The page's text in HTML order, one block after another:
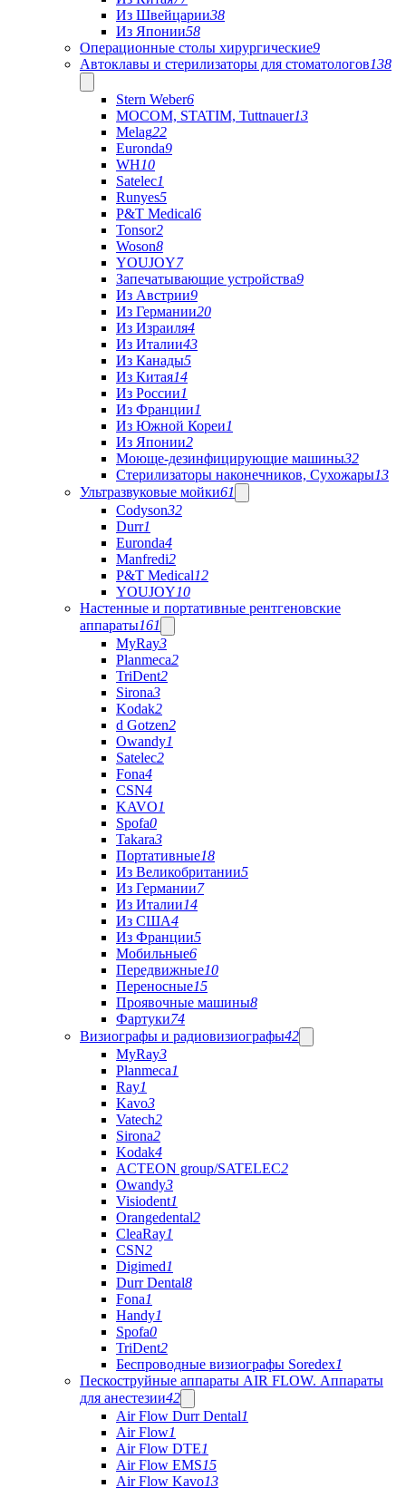
Из Швейцарии38
Из Японии58
Операционные столы хирургические9
Автоклавы и стерилизаторы для стоматологов138
Stern Weber6
MOCOM, STATIM, Tuttnauer13
Melag22
Euronda9
WH10
Satelec1
Runyes5
P&T Medical6
Tonsor2
Woson8
YOUJOY7
Запечатывающие устройства9
Из Австрии9
Из Германии20
Из Израиля4
Из Италии43
Из Канады5
Из Китая14
Из России1
Из Франции1
Из Южной Кореи1
Из Японии2
Моюще-дезинфицирующие машины32
Стерилизаторы наконечников, Сухожары13
Ультразвуковые мойки61
Codyson32
Durr1
Euronda4
Manfredi2
P&T Medical12
YOUJOY10
Настенные и портативные рентгеновские
аппараты161
MyRay3
Planmeca2
TriDent2
Sirona3
Kodak2
d Gotzen2
Owandy1
Satelec2
Fona4
CSN4
KAVO1
Spofa0
Takara3
Портативные18
Из Великобритании5
Из Германии7
Из Италии14
Из США4
Из Франции5
Мобильные6
Передвижные10
Переносные15
Проявочные машины8
Фартуки74
Визиографы и радиовизиографы42
MyRay3
Planmeca1
Ray1
Kavo3
Vatech2
Sirona2
Kodak4
ACTEON group/SATELEC2
Owandy3
Visiodent1
Orangedental2
CleaRay1
CSN2
Digimed1
Durr Dental8
Fona1
Handy1
Spofa0
TriDent2
Беспроводные визиографы Soredex1
Пескоструйные аппараты AIR FLOW. Аппараты
для анестезии42
Air Flow Durr Dental1
Air Flow1
Air Flow DTE1
Air Flow EMS15
Air Flow Kavo13